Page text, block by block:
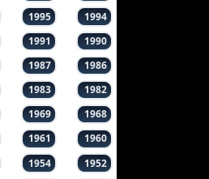
1995
1994
1991
1990
1987
1986
1983
1982
1969
1968
1961
1960
1954
1952